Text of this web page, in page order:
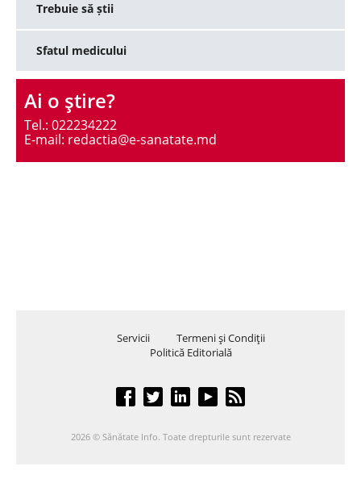
Trebuie să știi
Sfatul medicului
Ai o ştire?
Tel.: 022234222
E-mail: redactia@e-sanatate.md
Servicii
Termeni şi Condiţii
Politică Editorială
2026 © Sănătate Info. Toate drepturile sunt rezervate